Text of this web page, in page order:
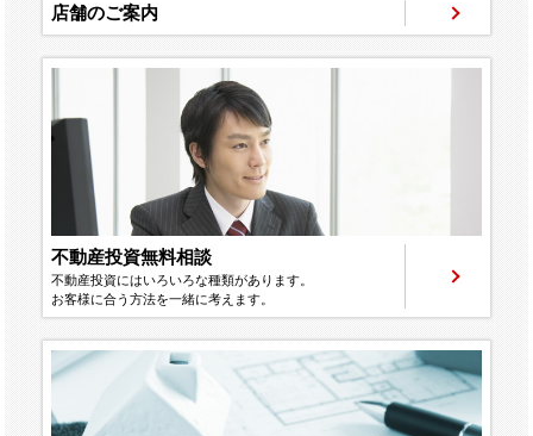
店舗のご案内
不動産投資無料相談
不動産投資にはいろいろな種類があります。
お客様に合う方法を一緒に考えます。